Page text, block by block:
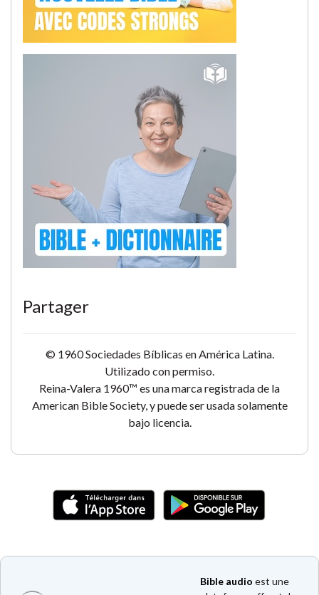
Partager
© 1960 Sociedades Bíblicas en América Latina.
Utilizado con permiso.
Reina-Valera 1960™ es una marca registrada de la
American Bible Society, y puede ser usada solamente
bajo licencia.
Bible audio est une